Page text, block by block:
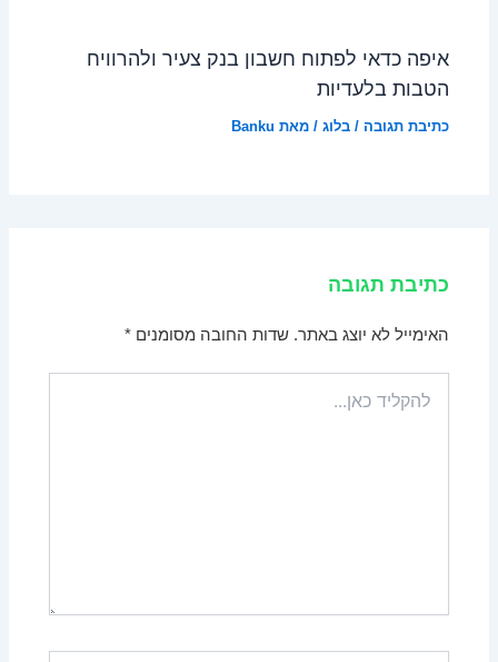
איפה כדאי לפתוח חשבון בנק צעיר ולהרוויח
הטבות בלעדיות
כתיבת תגובה /בלוג / מאת Banku
כתיבת תגובה
האימייל לא יוצג באתר. שדות החובה מסומנים*
כאן...